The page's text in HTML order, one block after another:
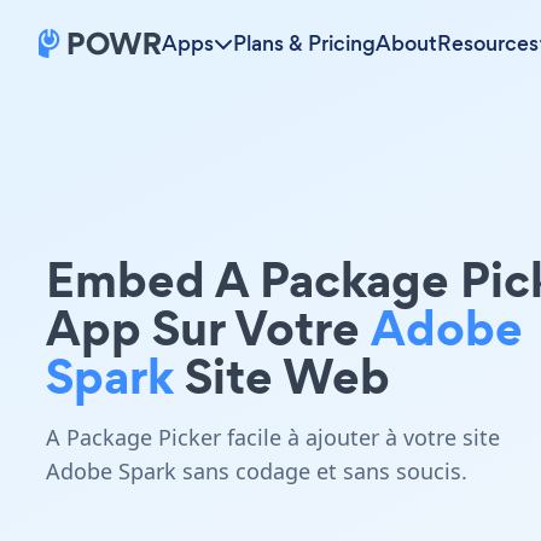
Apps Plans & PricingAboutResources
Embed A Package
App Sur VotreAdobe
SparkSite Web
A Package Picker facile à ajouter à votre site
Adobe Spark sans codage et sans soucis.